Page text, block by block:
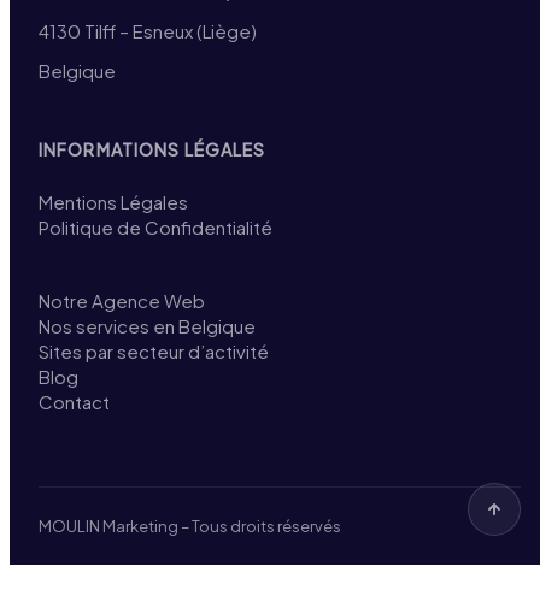
4130 Tilff – Esneux (Liège)
Belgique
INFORMATIONS LÉGALES
Mentions Légales
Politique de Confidentialité
Notre Agence Web
Nos services en Belgique
Sites par secteur d’activité
Blog
Contact
MOULIN Marketing – Tous droits réservés